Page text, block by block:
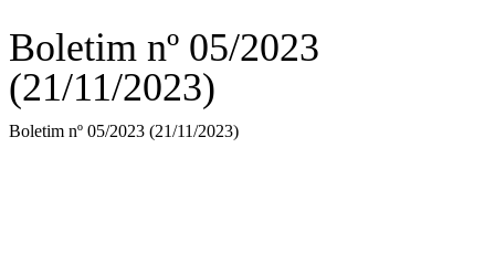
Boletim nº 05/2023
(21/11/2023)
Boletim nº 05/2023 (21/11/2023)